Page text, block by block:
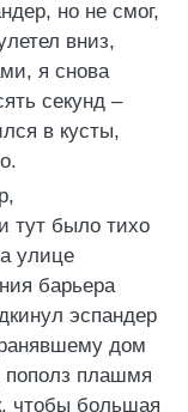
но не смог,
вниз,
я снова
секунд –
в кусты,
тут было тихо
улице
барьера
эспандер
дом
плашмя
чтобы большая